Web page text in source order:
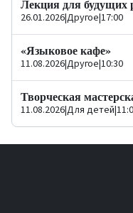
Лекция для будущих
26.01.2026|Другое|17:00
«Языковое кафе»
11.08.2026|Другое|10:30
Творческая
11.08.2026|Для детей|